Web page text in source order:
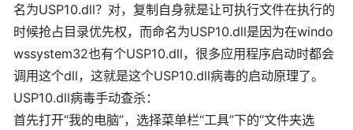
名为USP10.dll？对，复制自身就是让可执行文件在执行的
时候抢占目录优先权，而命名为USP10.dll是因为在windo
wssystem32也有个USP10.dll，很多应用程序启动时都会
调用这个dll，这就是这个USP10.dll病毒的启动原理了。
USP10.dll病毒手动查杀：
首先打开“我的电脑”，选择菜单栏“工具”下的“文件夹选